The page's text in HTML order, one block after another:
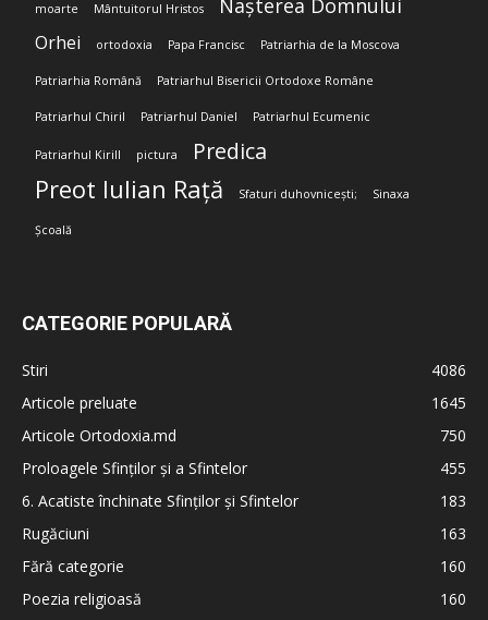
moarte Mântuitorul Hristos Nașterea Domnului
Orhei ortodoxia Papa Francisc Patriarhia de la Moscova
Patriarhia Română Patriarhul Bisericii Ortodoxe Române
Patriarhul Chiril Patriarhul Daniel Patriarhul Ecumenic
Patriarhul Kirill pictura Predica
Preot Iulian Rață Sfaturi duhovnicești; Sinaxa
Școală
CATEGORIE POPULARĂ
Stiri
4086
Articole preluate
1645
Articole Ortodoxia.md
750
Proloagele Sfinților și a Sfintelor
455
6. Acatiste închinate Sfinților și Sfintelor
183
Rugăciuni
163
Fără categorie
160
Poezia religioasă
160